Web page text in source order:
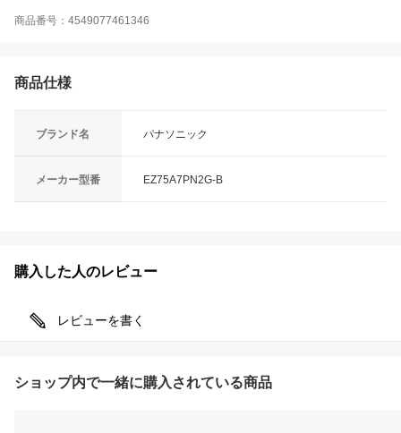
商品番号：4549077461346
商品仕様
ブランド名 パナソニック
メーカー型番 EZ75A7PN2G-B
購入した人のレビュー
レビューを書く
ショップ内で一緒に購入されている商品